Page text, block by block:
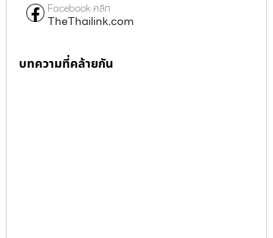
Facebook คลิก
TheThailink.com
บทความที่คล้ายกัน